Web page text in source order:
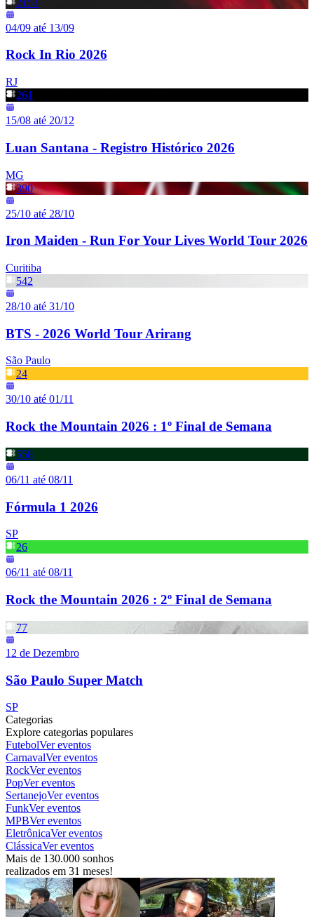
04/09 até 13/09
Rock In Rio 2026
RJ
261
15/08 até 20/12
Luan Santana - Registro Histórico 2026
MG
390
25/10 até 28/10
Iron Maiden - Run For Your Lives World Tour 2026
Curitiba
542
28/10 até 31/10
BTS - 2026 World Tour Arirang
São Paulo
24
30/10 até 01/11
Rock the Mountain 2026 : 1º Final de Semana
558
06/11 até 08/11
Fórmula 1 2026
SP
26
06/11 até 08/11
Rock the Mountain 2026 : 2º Final de Semana
77
12 de Dezembro
São Paulo Super Match
SP
Categorias
Explore categorias populares
FutebolVer eventos
CarnavalVer eventos
RockVer eventos
PopVer eventos
SertanejoVer eventos
FunkVer eventos
MPBVer eventos
EletrônicaVer eventos
ClássicaVer eventos
Mais de 130.000 sonhos
realizados em 31 meses!